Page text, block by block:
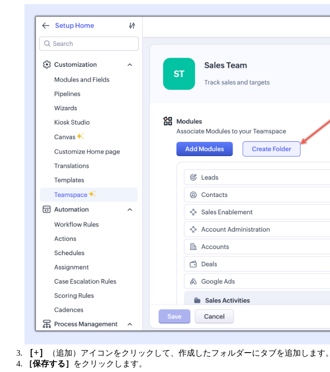
［+］
（追加）アイコンをクリックして、作成したフォルダーにタブを追加します。
［保存する］
をクリックします。